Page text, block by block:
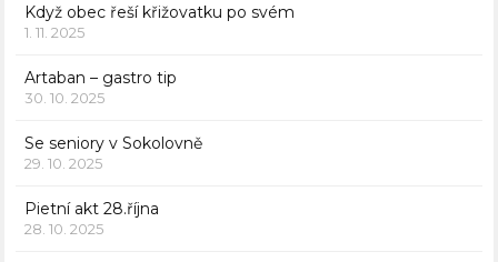
Když obec řeší křižovatku po svém
1. 11. 2025
Artaban – gastro tip
30. 10. 2025
Se seniory v Sokolovně
29. 10. 2025
Pietní akt 28.října
28. 10. 2025